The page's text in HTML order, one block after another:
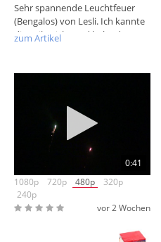
Sehr spannende Leuchtfeuer
(Bengalos) von Lesli. Ich kannte
die Teile nicht und habe dazu
zum Artikel
0:41
1080p
720p 480p
320p
240p
vor 2 Wochen